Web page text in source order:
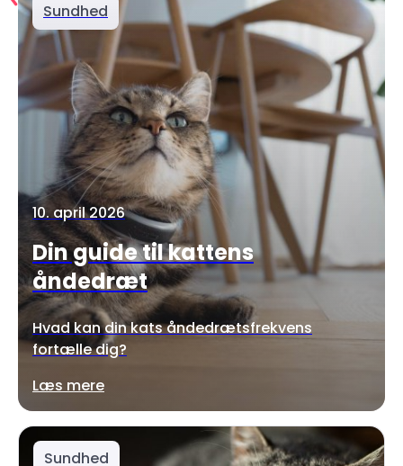
Sundhed
10. april 2026
Din guide til kattens
åndedræt
Hvad kan din kats åndedrætsfrekvens
fortælle dig?
Læs mere
Sundhed